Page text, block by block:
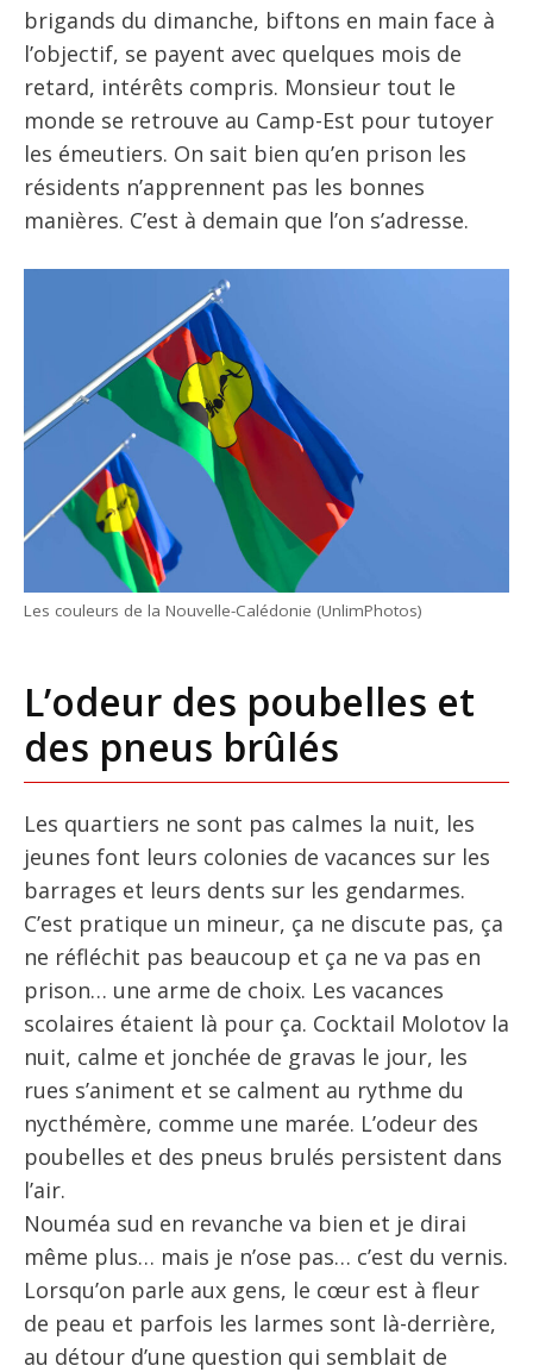
brigands du dimanche, biftons en main face à
l’objectif, se payent avec quelques mois de
retard, intérêts compris. Monsieur tout le
monde se retrouve au Camp-Est pour tutoyer
les émeutiers. On sait bien qu’en prison les
résidents n’apprennent pas les bonnes
manières. C’est à demain que l’on s’adresse.
Les couleurs de la Nouvelle-Calédonie (UnlimPhotos)
L’odeur des poubelles et
des pneus brûlés
Les quartiers ne sont pas calmes la nuit, les
jeunes font leurs colonies de vacances sur les
barrages et leurs dents sur les gendarmes.
C’est pratique un mineur, ça ne discute pas, ça
ne réfléchit pas beaucoup et ça ne va pas en
prison… une arme de choix. Les vacances
scolaires étaient là pour ça. Cocktail Molotov la
nuit, calme et jonchée de gravas le jour, les
rues s’animent et se calment au rythme du
nycthémère, comme une marée. L’odeur des
poubelles et des pneus brulés persistent dans
l’air.
Nouméa sud en revanche va bien et je dirai
même plus… mais je n’ose pas… c’est du vernis.
Lorsqu’on parle aux gens, le cœur est à fleur
de peau et parfois les larmes sont là-derrière,
au détour d’une question qui semblait de